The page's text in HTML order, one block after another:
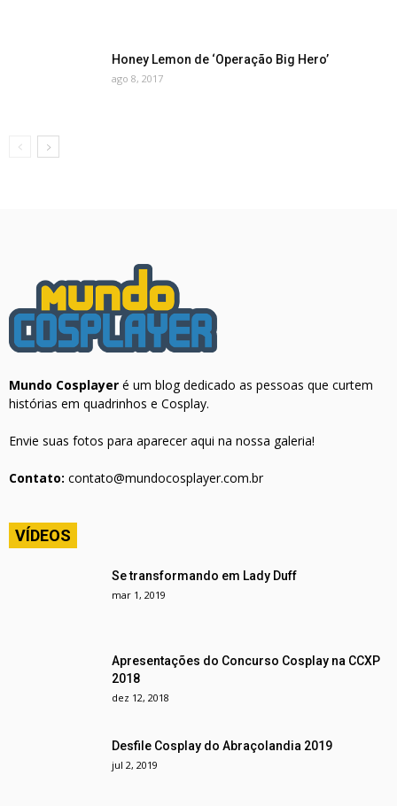
Honey Lemon de ‘Operação Big Hero’
ago 8, 2017
Mundo Cosplayer é um blog dedicado as pessoas que curtem
histórias em quadrinhos e Cosplay.
Envie suas fotos para aparecer aqui na nossa galeria!
Contato: contato@mundocosplayer.com.br
VÍDEOS
Se transformando em Lady Duff
mar 1, 2019
Apresentações do Concurso Cosplay na CCXP
2018
dez 12, 2018
Desfile Cosplay do Abraçolandia 2019
jul 2, 2019